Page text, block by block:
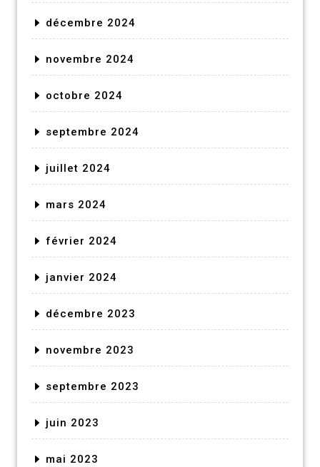
décembre 2024
novembre 2024
octobre 2024
septembre 2024
juillet 2024
mars 2024
février 2024
janvier 2024
décembre 2023
novembre 2023
septembre 2023
juin 2023
mai 2023